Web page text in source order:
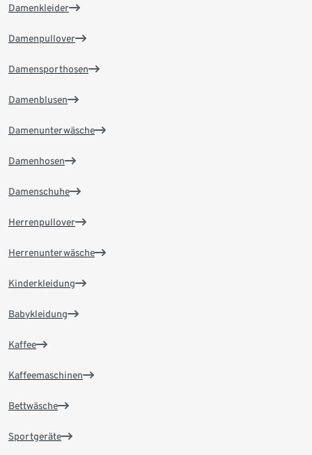
Damenkleider
Damenpullover
Damensporthosen
Damenblusen
Damenunterwäsche
Damenhosen
Damenschuhe
Herrenpullover
Herrenunterwäsche
Kinderkleidung
Babykleidung
Kaffee
Kaffeemaschinen
Bettwäsche
Sportgeräte